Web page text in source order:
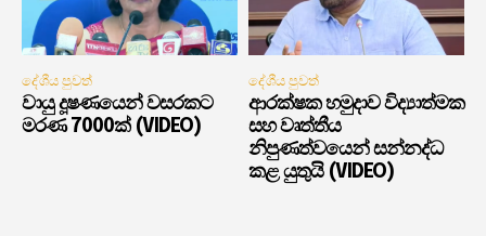
දේශීය පුවත්
වායු දූෂණයෙන් වසරකට
මරණ 7000ක් (VIDEO)
දේශීය පුවත්
ආරක්ෂක හමුදාව විද්‍යාත්මක
සහ වෘත්තීය
නිපුණත්වයෙන් සන්නද්ධ
කළ යුතුයි (VIDEO)